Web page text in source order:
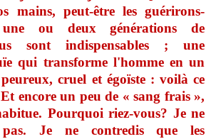
mains, peut-être les guérirons-
ou deux générations de
sont indispensables ; une
qui transforme l'homme en un
cruel et égoïste : voilà ce
encore un peu de « sang frais »,
Pourquoi riez-vous? Je ne
Je ne contredis que les